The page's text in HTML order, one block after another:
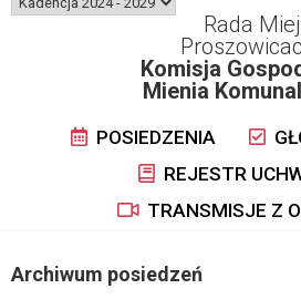
Rada
Komisja
Mienia
POSIEDZENIA
REJESTR
TRANSMISJE Z
Archiwum posiedzeń